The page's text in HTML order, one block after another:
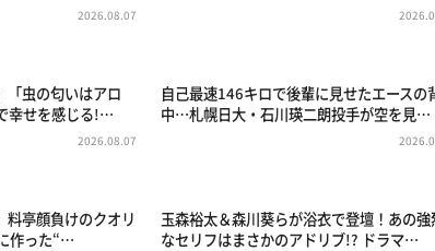
2026.08.07
「虫の匂いはアロ
幸せを感じる!…
2026.08.07
自己最速146キロで後輩に見せたエースの
中…札幌日大・石川瑛二朗投手が空を見…
料亭顔負けのクオリ
作った“…
玉森裕太＆森川葵らが浴衣で登壇！あの強
なセリフはまさかのアドリブ!? ドラマ…